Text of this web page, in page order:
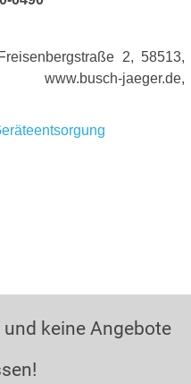
2, 58513,
jaeger.de,
keine Angebote